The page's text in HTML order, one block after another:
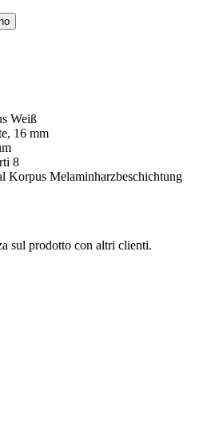
Weiß
16 mm
8
Korpus Melaminharzbeschichtung
sul prodotto con altri clienti.